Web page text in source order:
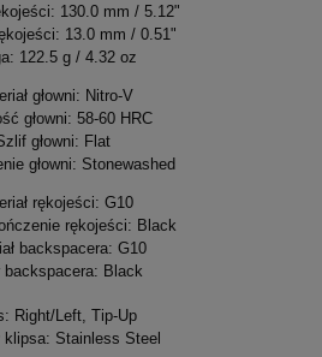
130.0 mm / 5.12"
13.0 mm / 0.51"
122.5 g / 4.32 oz
głowni: Nitro-V
głowni: 58-60 HRC
głowni: Flat
głowni: Stonewashed
rękojeści: G10
rękojeści: Black
backspacera: G10
backspacera: Black
Right/Left, Tip-Up
klipsa: Stainless Steel